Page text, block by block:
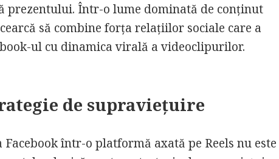
prezentului. Într-o lume dominată de conținut
să combine forța relațiilor sociale care a
ul cu dinamica virală a videoclipurilor.
de supraviețuire
într-o platformă axată pe Reels nu este